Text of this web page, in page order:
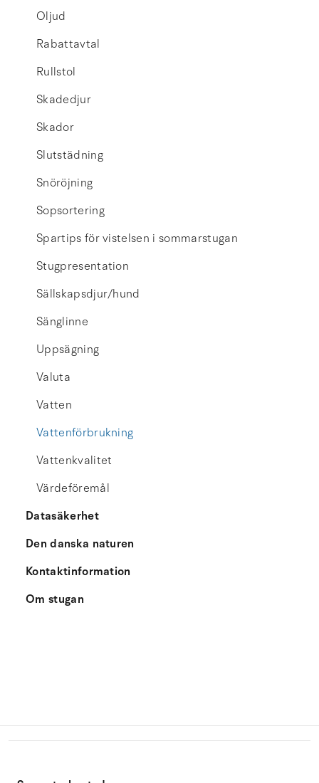
Oljud
Rabattavtal
Rullstol
Skadedjur
Skador
Slutstädning
Snöröjning
Sopsortering
Spartips för vistelsen i sommarstugan
Stugpresentation
Sällskapsdjur/hund
Sänglinne
Uppsägning
Valuta
Vatten
Vattenförbrukning
Vattenkvalitet
Värdeföremål
Datasäkerhet
Den danska naturen
Kontaktinformation
Om stugan